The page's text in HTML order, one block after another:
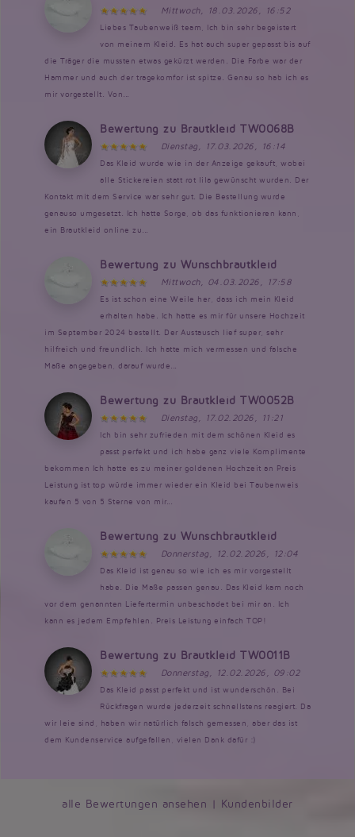
Mittwoch, 18.03.2026, 16:52
Liebes Taubenweiß team, Ich bin sehr begeistert
von meinem Kleid. Es hat auch super gepasst bis auf
die Träger die mussten etwas gekürzt werden. Die Farbe war der
Hammer und auch der tragekomfor ist spitze. Genau so hab ich es
mir vorgestellt. Von...
Bewertung zu Brautkleid TW0068B
Dienstag, 17.03.2026, 16:14
Das Kleid wurde wie in der Anzeige gekauft, wobei
alle Stickereien statt rot lila gewünscht wurden. Der
Kontakt mit dem Service war sehr gut. Die Bestellung wurde
genauso umgesetzt. Ich hatte Sorge, ob das funktionieren kann,
ein Brautkleid online zu...
Bewertung zu Wunschbrautkleid
Mittwoch, 04.03.2026, 17:58
Es ist schon eine Weile her, dass ich mein Kleid
erhalten habe. Ich hatte es mir für unsere Hochzeit
im September 2024 bestellt. Der Austausch lief super, sehr
hilfreich und freundlich. Ich hatte mich vermessen und falsche
Maße angegeben, darauf wurde...
Bewertung zu Brautkleid TW0052B
Dienstag, 17.02.2026, 11:21
Ich bin sehr zufrieden mit dem schönen Kleid es
passt perfekt und ich habe ganz viele Komplimente
bekommen Ich hatte es zu meiner goldenen Hochzeit an Preis
Leistung ist top würde immer wieder ein Kleid bei Taubenweis
kaufen 5 von 5 Sterne von mir...
Bewertung zu Wunschbrautkleid
Donnerstag, 12.02.2026, 12:04
Das Kleid ist genau so wie ich es mir vorgestellt
habe. Die Maße passen genau. Das Kleid kam noch
vor dem genannten Liefertermin unbeschadet bei mir an. Ich
kann es jedem Empfehlen. Preis Leistung einfach TOP!
Bewertung zu Brautkleid TW0011B
Donnerstag, 12.02.2026, 09:02
Das Kleid passt perfekt und ist wunderschön. Bei
Rückfragen wurde jederzeit schnellstens reagiert. Da
wir leie sind, haben wir natürlich falsch gemessen, aber das ist
dem Kundenservice aufgefallen, vielen Dank dafür :)
alle Bewertungen ansehen | Kundenbilder